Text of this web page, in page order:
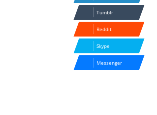
Tumblr
Reddit
Skype
Messenger